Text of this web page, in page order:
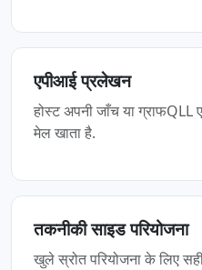
एपीआई प्रलेखन
होस्ट अपनी जाँच या
मेल खाता है.
तकनीकी साइड परियोजना
खुले स्रोत परियोजना के लिए